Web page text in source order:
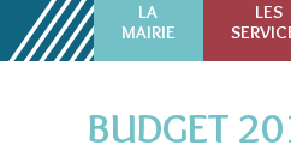
LA
MAIRIE
LES
BUDGET